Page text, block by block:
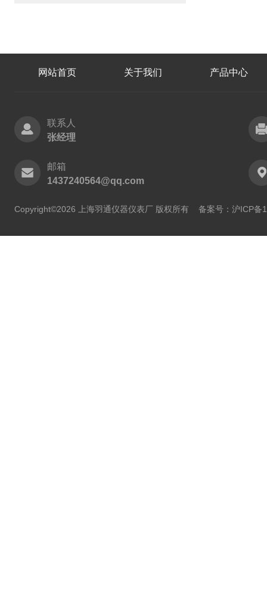
网站首页 关于我们 产品中心
联系人
张经理
邮箱
1437240564@qq.com
Copyright©2026 上海羽通仪器仪表厂 版权所有 备案号：沪ICP备